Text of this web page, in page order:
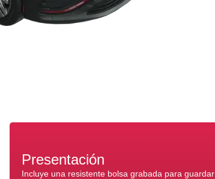
Presentación
Incluye una resistente bolsa grabada para guardar